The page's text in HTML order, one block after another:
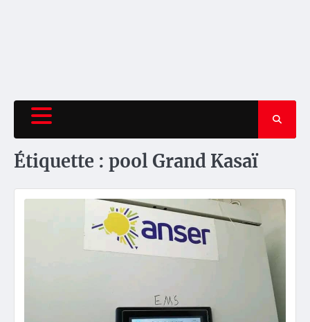
Étiquette : pool Grand Kasaï